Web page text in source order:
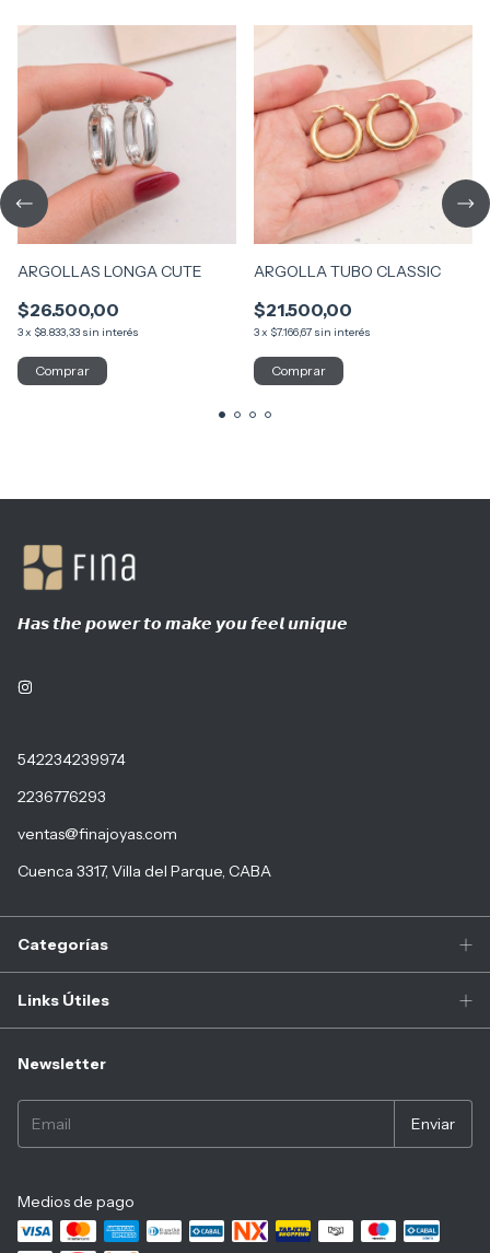
ARGOLLAS LONGA CUTE
$26.500,00
3x $8.833,33 sin interés
ARGOLLA TUBO CLASSIC
$21.500,00
3x $7.166,67 sin interés
𝙃𝙖𝙨 𝙩𝙝𝙚 𝙥𝙤𝙬𝙚𝙧 𝙩𝙤 𝙢𝙖𝙠𝙚 𝙮𝙤𝙪 𝙛𝙚𝙚𝙡 𝙪𝙣𝙞𝙦𝙪𝙚
542234239974
2236776293
ventas@finajoyas.com
Cuenca 3317, Villa del Parque, CABA
Categorías
Links Útiles
Newsletter
Medios de pago